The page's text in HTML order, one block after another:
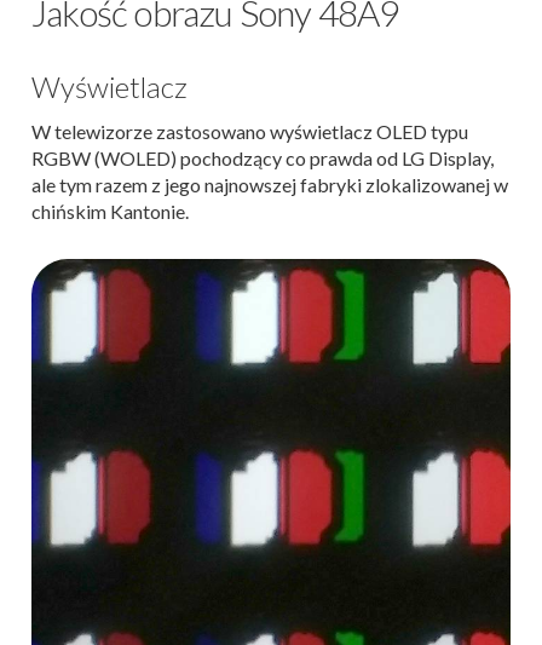
Jakość obrazu Sony 48A9
Wyświetlacz
W telewizorze zastosowano wyświetlacz OLED typu
RGBW (WOLED) pochodzący co prawda od LG Display,
ale tym razem z jego najnowszej fabryki zlokalizowanej w
chińskim Kantonie.